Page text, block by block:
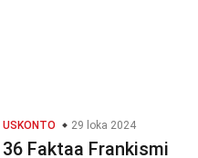
USKONTO 29 loka 2024
36 Faktaa Frankismi